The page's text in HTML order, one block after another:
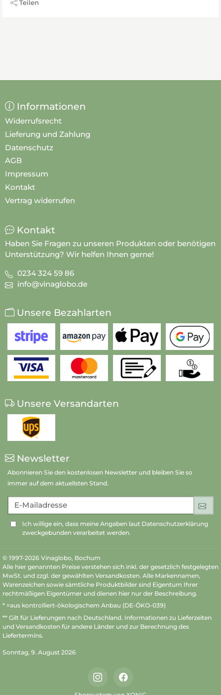
Teilen
Informationen
Widerrufsrecht
Lieferung und Zahlung
Datenschutz
AGB
Impressum
Kontakt
Vertrag widerrufen
Kontakt
Haben Sie Fragen zu unseren Produkten oder benötigen
Unterstützung? Wir helfen Ihnen gerne!
0234 324 59 86
info@vinaglobo.de
Unsere Bezahlarten
Unsere Versandarten
Newsletter
Abonnieren Sie den kostenlosen Newsletter und bleiben Sie so
immer auf dem aktuellsten Stand.
E-Mailadresse
Ich willige ein, dass meine Angaben laut Datenschutzerklärung
zweckgebunden verarbeitet werden.
© 1997-2026 Vinaglobo, Bochum
Alle hier genannten Preise verstehen sich inkl. der gesetzlich festgelegten
MwSt. und zzgl. der gewählten Versandkosten. Alle Markennamen,
Warenzeichen sowie sämtliche Produktbilder sind Eigentum Ihrer
rechtmäßigen Eigentümer und dienen hier nur der Beschreibung.
* =aus kontrolliert-ökologischem Anbau (DE-ÖKO-039)
** Gilt für Lieferungen nach Deutschland. Informationen zu Lieferzeiten
und Versandkosten für andere Länder und zur Berechnung des
Liefertermins.
Sonntag, 9. August 2026
InstagramFacebook